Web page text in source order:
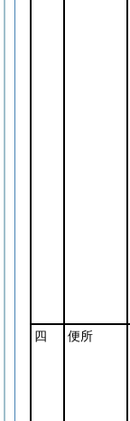
四
便所